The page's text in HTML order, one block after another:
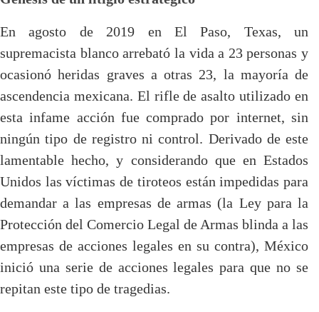
En agosto de 2019 en El Paso, Texas, un
supremacista blanco arrebató la vida a 23 personas y
ocasionó heridas graves a otras 23, la mayoría de
ascendencia mexicana. El rifle de asalto utilizado en
esta infame acción fue comprado por internet, sin
ningún tipo de registro ni control. Derivado de este
lamentable hecho, y considerando que en Estados
Unidos las víctimas de tiroteos están impedidas para
demandar a las empresas de armas (la Ley para la
Protección del Comercio Legal de Armas blinda a las
empresas de acciones legales en su contra), México
inició una serie de acciones legales para que no se
repitan este tipo de tragedias.